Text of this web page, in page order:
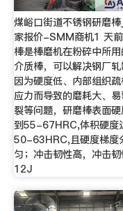
煤峪口街道不锈钢研磨
家报价-SMM商机1 天
棒是棒磨机在粉碎中所
介质棒，可以解决钢厂
因为硬度低、内部组织
应力而导致的磨耗大、
裂等问题，研磨棒表面
到55-67HRC,体积硬度
50-63HRC,且硬度梯度
匀；冲击韧性高，冲击
12J